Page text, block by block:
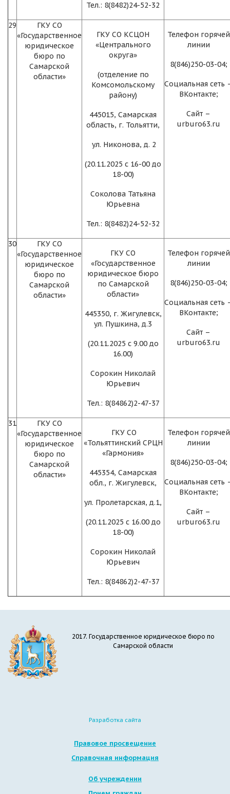
Тел.: 8(8482)24-52-32
29
ГКУ СО
«Государственное
юридическое
бюро по
Самарской
области»
ГКУ СО КСЦОН
«Центрального
округа»
(отделение по
Комсомольскому
району)
445015, Самарская
область, г. Тольятти,
ул. Никонова, д. 2
(20.11.2025 с 16-00 до
18-00)
Соколова Татьяна
Юрьевна
Тел.: 8(8482)24-52-32
Телефон горячей
линии
8(846)250-03-04;
Социальная сеть
ВКонтакте;
Сайт –
urburo63.ru
30
ГКУ СО
«Государственное
юридическое
бюро по
Самарской
области»
ГКУ СО
«Государственное
юридическое бюро
по Самарской
области»
445350, г. Жигулевск,
ул. Пушкина, д.3
(20.11.2025 с 9.00 до
16.00)
Сорокин Николай
Юрьевич
Тел.: 8(84862)2-47-37
Телефон горячей
линии
8(846)250-03-04;
Социальная сеть
ВКонтакте;
Сайт –
urburo63.ru
31
ГКУ СО
«Государственное
юридическое
бюро по
Самарской
области»
ГКУ СО
«Тольяттинский СРЦН
«Гармония»
445354, Самарская
обл., г. Жигулевск,
ул. Пролетарская, д.1,
(20.11.2025 с 16.00 до
18-00)
Сорокин Николай
Юрьевич
Тел.: 8(84862)2-47-37
Телефон горячей
линии
8(846)250-03-04;
Социальная сеть
ВКонтакте;
Сайт –
urburo63.ru
2017. Государственное юридическое бюро по
Самарской области
Об учреждении
Правовое просвещение
Справочная информация
Разработка сайта